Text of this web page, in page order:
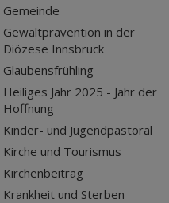
Gemeinde
Gewaltprävention in der
Diözese Innsbruck
Glaubensfrühling
Heiliges Jahr 2025 - Jahr der
Hoffnung
Kinder- und Jugendpastoral
Kirche und Tourismus
Kirchenbeitrag
Krankheit und Sterben